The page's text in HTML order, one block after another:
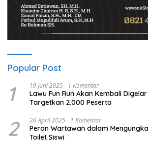
Popular Post
1 19 Juni 2025 1 Komentar
Lawu Fun Run Akan Kembali
Targetkan 2.000 Peserta
2 26 April 2025 1 Komentar
Peran Wartawan dalam
Toilet Siswi